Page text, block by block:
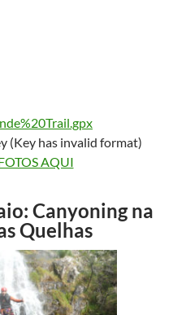
(Key has invalid format)
AQUI
Canyoning na
Quelhas